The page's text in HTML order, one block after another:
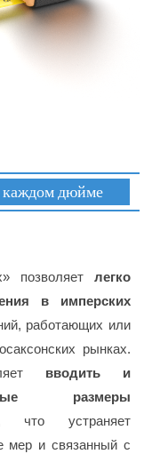
каждом дюйме
позволяет легко
в имперских
работающих или
рынках.
вводить и
размеры
что устраняет
мер и связанный с